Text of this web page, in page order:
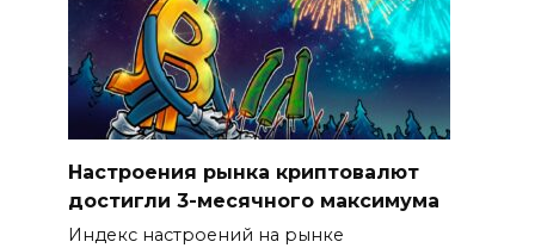
Настроения рынка криптовалют
достигли 3-месячного максимума
Индекс настроений на рынке